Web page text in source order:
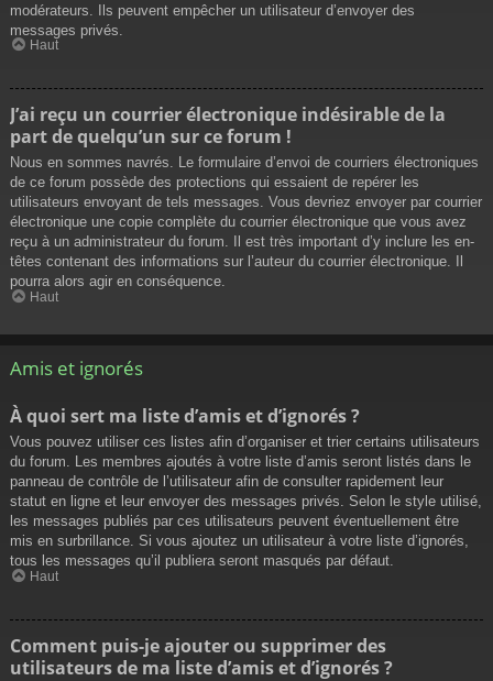
modérateurs. Ils peuvent empêcher un utilisateur d’envoyer des
messages privés.
Haut
J’ai reçu un courrier électronique indésirable de la
part de quelqu’un sur ce forum !
Nous en sommes navrés. Le formulaire d’envoi de courriers électroniques
de ce forum possède des protections qui essaient de repérer les
utilisateurs envoyant de tels messages. Vous devriez envoyer par courrier
électronique une copie complète du courrier électronique que vous avez
reçu à un administrateur du forum. Il est très important d’y inclure les en-
têtes contenant des informations sur l’auteur du courrier électronique. Il
pourra alors agir en conséquence.
Haut
Amis et ignorés
À quoi sert ma liste d’amis et d’ignorés ?
Vous pouvez utiliser ces listes afin d’organiser et trier certains utilisateurs
du forum. Les membres ajoutés à votre liste d’amis seront listés dans le
panneau de contrôle de l’utilisateur afin de consulter rapidement leur
statut en ligne et leur envoyer des messages privés. Selon le style utilisé,
les messages publiés par ces utilisateurs peuvent éventuellement être
mis en surbrillance. Si vous ajoutez un utilisateur à votre liste d’ignorés,
tous les messages qu’il publiera seront masqués par défaut.
Haut
Comment puis-je ajouter ou supprimer des
utilisateurs de ma liste d’amis et d’ignorés ?